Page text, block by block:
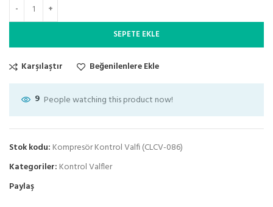
SEPETE EKLE
Karşılaştır Beğenilenlere Ekle
9 People watching this product now!
Stok kodu: Kompresör Kontrol Valfi (CLCV-086)
Kategoriler: Kontrol Valfler
Paylaş